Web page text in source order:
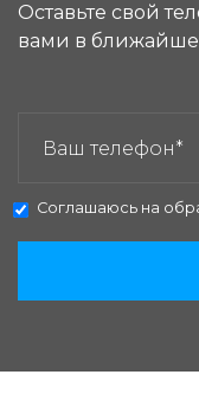
Оставьте свой
вами в
Соглашаюсь на